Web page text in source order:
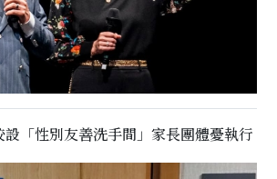
「性別友善洗手間」家長團體憂執行